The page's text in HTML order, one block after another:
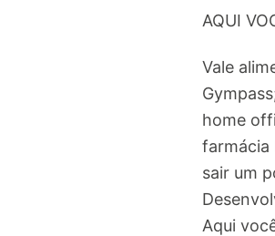
AQUI
Vale
home
farmácia
sair um
Aqui